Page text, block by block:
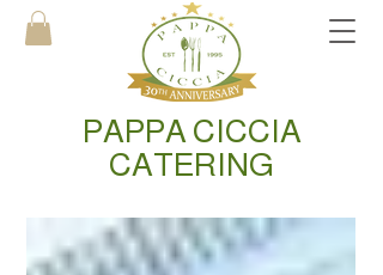
PAPPA CICCIA
CATERING